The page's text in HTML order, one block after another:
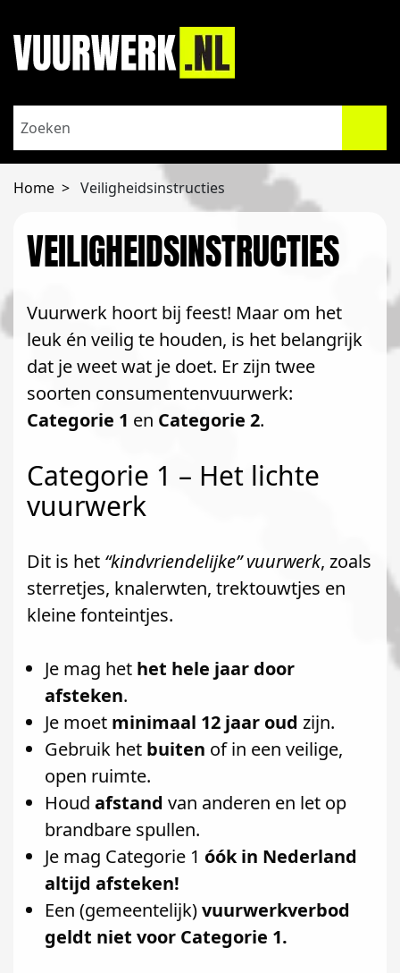
Home Veiligheidsinstructies
VEILIGHEIDSINSTRUCTIES
Vuurwerk hoort bij feest! Maar om het
leuk én veilig te houden, is het belangrijk
dat je weet wat je doet. Er zijn twee
soorten consumentenvuurwerk:
Categorie 1 en Categorie 2.
Categorie 1 – Het lichte
vuurwerk
Dit is het “kindvriendelijke” vuurwerk, zoals
sterretjes, knalerwten, trektouwtjes en
kleine fonteintjes.
Je mag het het hele jaar door
afsteken.
Je moet minimaal 12 jaar oud zijn.
Gebruik het buiten of in een veilige,
open ruimte.
Houd afstand van anderen en let op
brandbare spullen.
Je mag Categorie 1 óók in Nederland
altijd afsteken!
Een (gemeentelijk)vuurwerkverbod
geldt niet voor Categorie 1.